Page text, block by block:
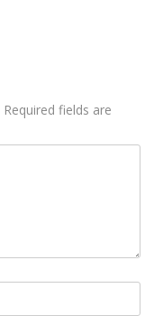
Required fields are